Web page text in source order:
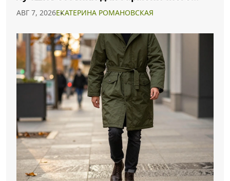
образа
АВГ 7, 2026ЕКАТЕРИНА РОМАНОВСКАЯ